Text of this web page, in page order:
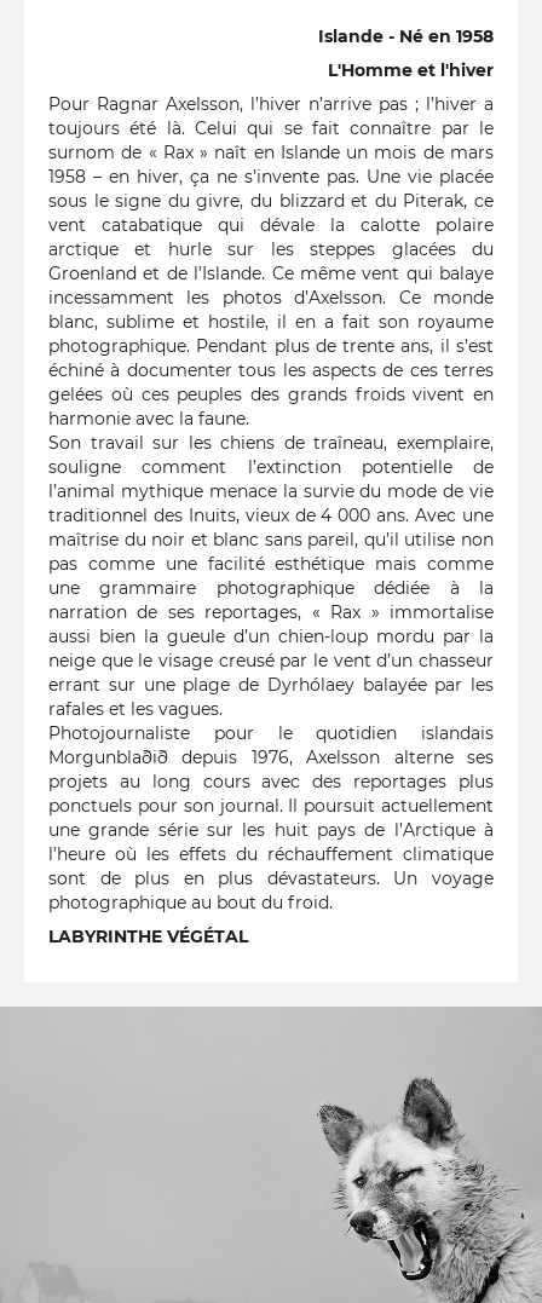
Islande - Né en 1958
L'Homme et l'hiver
Pour Ragnar Axelsson, l’hiver n’arrive pas ; l’hiver a
toujours été là. Celui qui se fait connaître par le
surnom de « Rax » naît en Islande un mois de mars
1958 – en hiver, ça ne s’invente pas. Une vie placée
sous le signe du givre, du blizzard et du Piterak, ce
vent catabatique qui dévale la calotte polaire
arctique et hurle sur les steppes glacées du
Groenland et de l’Islande. Ce même vent qui balaye
incessamment les photos d’Axelsson. Ce monde
blanc, sublime et hostile, il en a fait son royaume
photographique. Pendant plus de trente ans, il s’est
échiné à documenter tous les aspects de ces terres
gelées où ces peuples des grands froids vivent en
harmonie avec la faune.
Son travail sur les chiens de traîneau, exemplaire,
souligne comment l’extinction potentielle de
l’animal mythique menace la survie du mode de vie
traditionnel des Inuits, vieux de 4 000 ans. Avec une
maîtrise du noir et blanc sans pareil, qu’il utilise non
pas comme une facilité esthétique mais comme
une grammaire photographique dédiée à la
narration de ses reportages, « Rax » immortalise
aussi bien la gueule d’un chien-loup mordu par la
neige que le visage creusé par le vent d’un chasseur
errant sur une plage de Dyrhólaey balayée par les
rafales et les vagues.
Photojournaliste pour le quotidien islandais
Morgunblaðið depuis 1976, Axelsson alterne ses
projets au long cours avec des reportages plus
ponctuels pour son journal. Il poursuit actuellement
une grande série sur les huit pays de l’Arctique à
l’heure où les effets du réchauffement climatique
sont de plus en plus dévastateurs. Un voyage
photographique au bout du froid.
LABYRINTHE VÉGÉTAL